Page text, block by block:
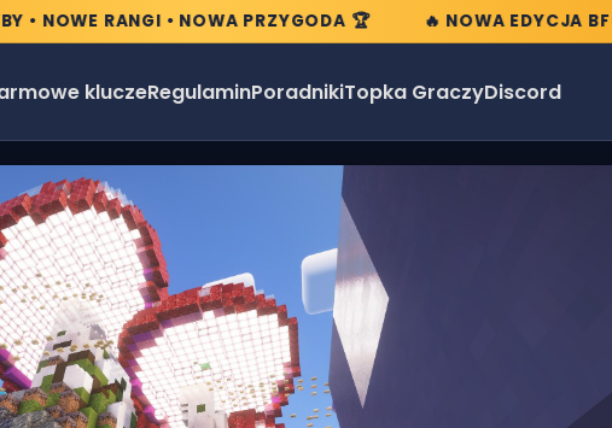
RANGI • NOWA PRZYGODA 🏆 🔥 NOWA EDYCJA
kluczeRegulaminPoradnikiTopka GraczyDiscord